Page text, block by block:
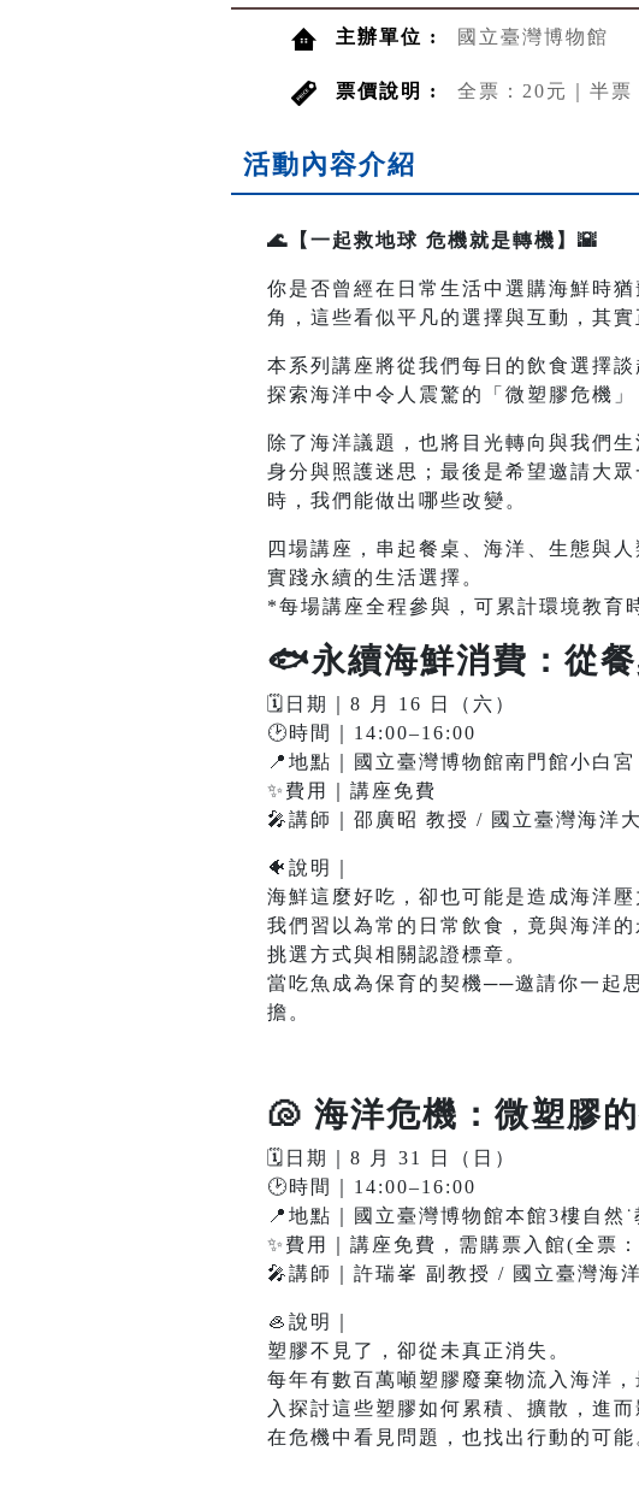
主辦單位 : 國立臺灣博物館
票價說明 : 全票：20元｜半票
活動內容介紹
🌊【一起救地球 危機就是轉機】🌇
你是否曾經在日常生活中選購海鮮時
角，這些看似平凡的選擇與互動，其
本系列講座將從我們每日的飲食選擇
探索海洋中令人震驚的「微塑膠危機
除了海洋議題，也將目光轉向與我們
身分與照護迷思；最後是希望邀請大
時，我們能做出哪些改變。
四場講座，串起餐桌、海洋、生態與
實踐永續的生活選擇。
*每場講座全程參與，可累計環境教育
🐟永續海鮮消費：從
🗓️日期｜8 月 16 日（六）
🕑時間｜14:00–16:00
📍地點｜國立臺灣博物館南門館小白
✨費用｜講座免費
🎤講師｜邵廣昭 教授 / 國立臺灣海洋
🐠說明｜
海鮮這麼好吃，卻也可能是造成海洋壓
我們習以為常的日常飲食，竟與海洋
挑選方式與相關認證標章。
當吃魚成為保育的契機──邀請你一起
擔。
🐚 海洋危機：微塑膠
🗓️日期｜8 月 31 日（日）
🕑時間｜14:00–16:00
📍地點｜國立臺灣博物館本館3樓自然
✨費用｜講座免費，需購票入館(全票
🎤講師｜許瑞峯 副教授 / 國立臺灣海
🦪說明｜
塑膠不見了，卻從未真正消失。
每年有數百萬噸塑膠廢棄物流入海洋
入探討這些塑膠如何累積、擴散，進
在危機中看見問題，也找出行動的可能